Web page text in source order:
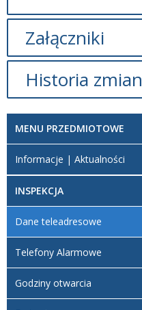
Załączniki
Brak załączników.
Historia zmian
Artykuł
utworzony.
17
listopad
16:48
zmieniony.
kwiecień
2025
MENU PRZEDMIOTOWE
Informacje | Aktualności
INSPEKCJA
Dane teleadresowe
Telefony Alarmowe
Godziny otwarcia